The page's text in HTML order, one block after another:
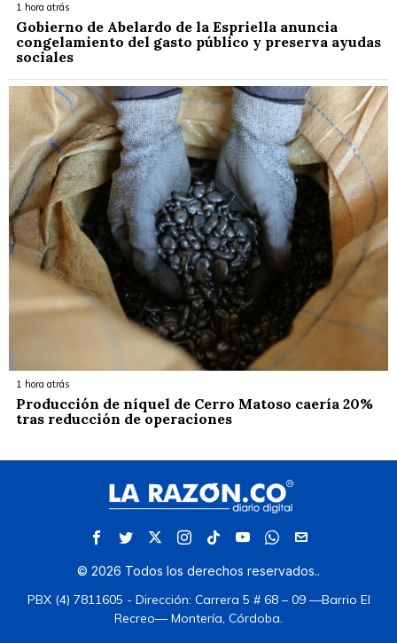
1 hora atrás
Gobierno de Abelardo de la Espriella anuncia
congelamiento del gasto público y preserva ayudas
sociales
1 hora atrás
Producción de níquel de Cerro Matoso caería 20%
tras reducción de operaciones
© 2026 Todos los derechos reservados..
PBX (4) 7811605 - Dirección: Carrera 5 # 68 – 09 —Barrio El
Recreo— Montería, Córdoba.